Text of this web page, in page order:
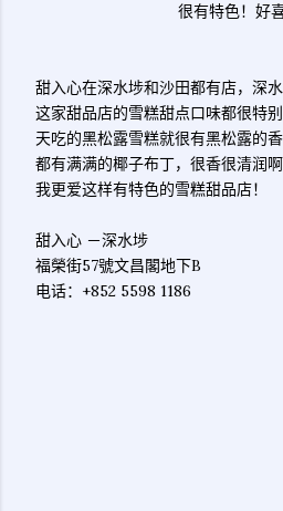
很有特色！好喜
甜入心在深水埗和沙田都有店，深
这家甜品店的雪糕甜点口味都很特
天吃的黑松露雪糕就很有黑松露的
都有满满的椰子布丁，很香很清润
我更爱这样有特色的雪糕甜品店！
甜入心 －深水埗
福榮街57號文昌閣地下B
电话：+852 5598 1186